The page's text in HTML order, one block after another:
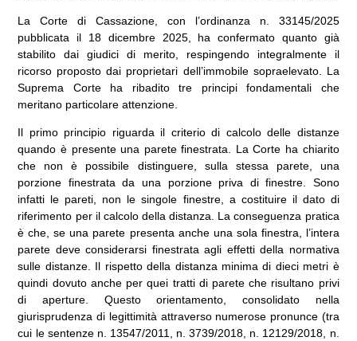
La Corte di Cassazione, con l’ordinanza n. 33145/2025
pubblicata il 18 dicembre 2025, ha confermato quanto già
stabilito dai giudici di merito, respingendo integralmente il
ricorso proposto dai proprietari dell’immobile sopraelevato. La
Suprema Corte ha ribadito tre principi fondamentali che
meritano particolare attenzione.
Il primo principio riguarda il criterio di calcolo delle distanze
quando è presente una parete finestrata. La Corte ha chiarito
che non è possibile distinguere, sulla stessa parete, una
porzione finestrata da una porzione priva di finestre. Sono
infatti le pareti, non le singole finestre, a costituire il dato di
riferimento per il calcolo della distanza. La conseguenza pratica
è che, se una parete presenta anche una sola finestra, l’intera
parete deve considerarsi finestrata agli effetti della normativa
sulle distanze. Il rispetto della distanza minima di dieci metri è
quindi dovuto anche per quei tratti di parete che risultano privi
di aperture. Questo orientamento, consolidato nella
giurisprudenza di legittimità attraverso numerose pronunce (tra
cui le sentenze n. 13547/2011, n. 3739/2018, n. 12129/2018, n.